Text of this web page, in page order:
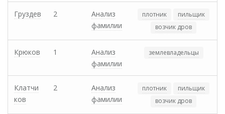
Груздев 2
Анализ
фамилии
плотник
пильщик
возчик дров
Крюков 1
Анализ
фамилии
землевладельцы
Клатчи
ков
2
Анализ
фамилии
плотник
пильщик
возчик дров